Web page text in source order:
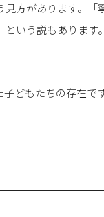
見方があります。「
いう説もあります。
どもたちの存在です